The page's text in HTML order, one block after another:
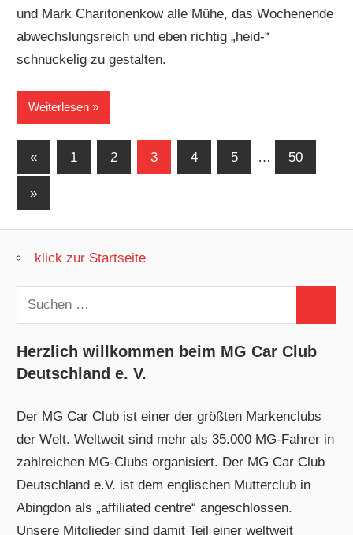
und Mark Charitonenkow alle Mühe, das Wochenende
abwechslungsreich und eben richtig „heid-“
schnuckelig zu gestalten.
Weiterlesen
Seitennummerierung
der
Beiträge
«Vorherige
Beiträge
1 2 3 4 5 … 50
Nächste
»
klick zur Startseite
Suchen
nach:
Herzlich willkommen beim MG Car Club
Deutschland e. V.
Der MG Car Club ist einer der größten Markenclubs
der Welt. Weltweit sind mehr als 35.000 MG-Fahrer in
zahlreichen MG-Clubs organisiert. Der MG Car Club
Deutschland e.V. ist dem englischen Mutterclub in
Abingdon als „affiliated centre“ angeschlossen.
Unsere Mitglieder sind damit Teil einer weltweit